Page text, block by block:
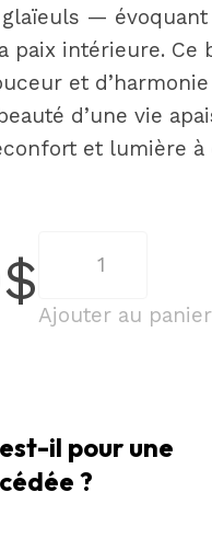
— évoquant
paix intérieure. Ce
et
d’une vie
et lumière à
$ Superbe
de
fleurs
Ajouter au panier
il pour une
?